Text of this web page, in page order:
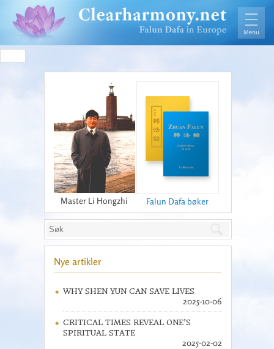
Master Li Hongzhi Falun Dafa bøker
Nye artikler
WHY SHEN YUN CAN SAVE LIVES
2025-10-06
CRITICAL TIMES REVEAL ONE’S
SPIRITUAL STATE
2025-02-02